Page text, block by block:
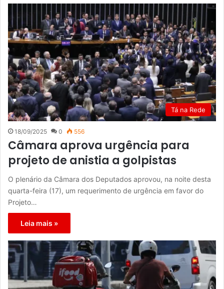
Tá na Rede
18/09/2025 0 556
Câmara aprova urgência para
projeto de anistia a golpistas
O plenário da Câmara dos Deputados aprovou, na noite desta
quarta-feira (17), um requerimento de urgência em favor do
Projeto…
Leia mais »